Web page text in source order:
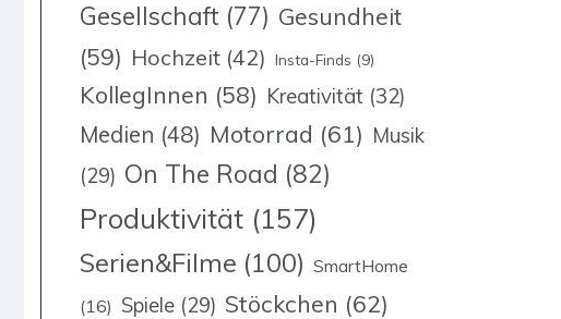
Gesellschaft (77) Gesundheit
(59) Hochzeit (42) Insta-Finds (9)
KollegInnen (58) Kreativität (32)
Medien (48) Motorrad (61) Musik
(29) On The Road (82)
Produktivität (157)
Serien&Filme (100) SmartHome
(16) Spiele (29) Stöckchen (62)